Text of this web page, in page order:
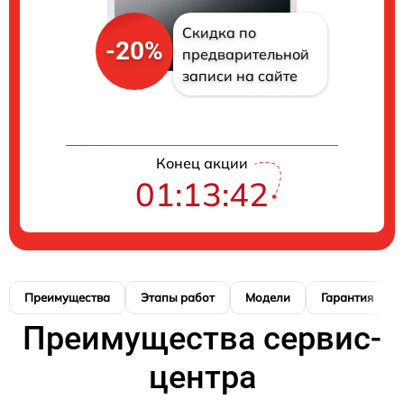
-20%
Скидка по
предварительной
записи на сайте
Конец акции
01:13:41
Преимущества Этапы работ Модели Гарантия
Преимущества сервис-
центра